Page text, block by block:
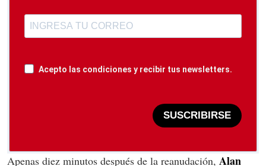
Acepto las condiciones y recibir tus newsletters.
SUSCRIBIRSE
Apenas diez minutos después de la reanudación, Alan